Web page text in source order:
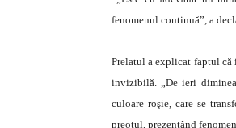
fenomenul continuă”, a
Prelatul a explicat faptul că
invizibilă. „De ieri
culoare roşie, care se
preotul, prezentând